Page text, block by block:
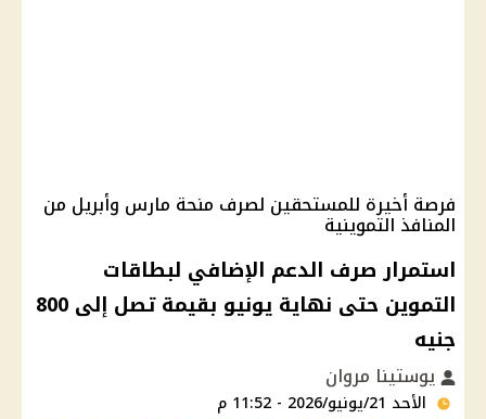
فرصة أخيرة للمستحقين لصرف منحة مارس وأبريل من
المنافذ التموينية
استمرار صرف الدعم الإضافي لبطاقات
التموين حتى نهاية يونيو بقيمة تصل إلى 800
جنيه
يوستينا مروان
الأحد 21/يونيو/2026 - 11:52 م